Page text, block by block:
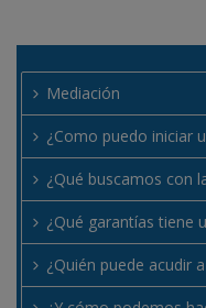
Mediación
¿Como puedo iniciar
¿Qué buscamos con
¿Qué garantías tiene
¿Quién puede acudir